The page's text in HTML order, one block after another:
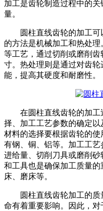
加工是齿轮制造过程中的
量。
圆柱直线齿轮的加工
的方法是机械加工和热处
等工艺，通过切削或磨削
寸。热处理则是通过对齿
能，提高其硬度和耐磨性。
在圆柱直线齿轮的加
择、加工工艺参数的确定以
材料的选择要根据齿轮的
有钢、铜、铝等。加工工艺
进给量、切削刀具或磨削
和工具也是确保加工质量
床、磨床等。
圆柱直线齿轮加工的
命有着重要影响。因此，